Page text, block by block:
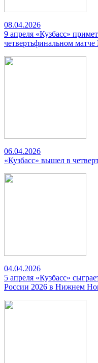
08.04.2026
9 апреля «Кузбасс»
четвертьфинальном матче
06.04.2026
«Кузбасс» вышел в
04.04.2026
5 апреля «Кузбасс»
России 2026 в Нижнем